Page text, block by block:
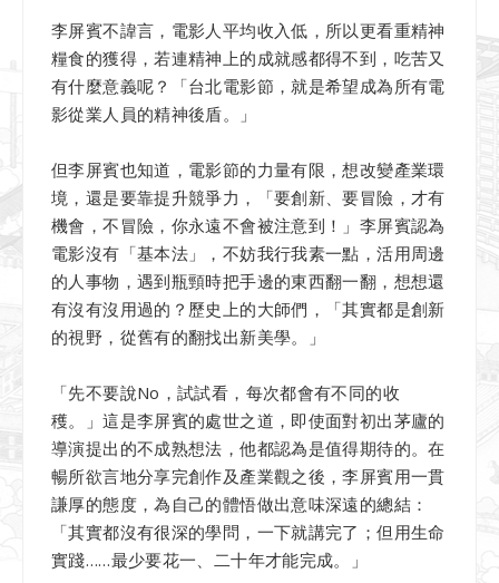
李屏賓不諱言，電影人平均收入低，所以更看重精神
糧食的獲得，若連精神上的成就感都得不到，吃苦又
有什麼意義呢？「台北電影節，就是希望成為所有電
影從業人員的精神後盾。」
但李屏賓也知道，電影節的力量有限，想改變產業環
境，還是要靠提升競爭力，「要創新、要冒險，才有
機會，不冒險，你永遠不會被注意到！」李屏賓認為
電影沒有「基本法」，不妨我行我素一點，活用周邊
的人事物，遇到瓶頸時把手邊的東西翻一翻，想想還
有沒有沒用過的？歷史上的大師們，「其實都是創新
的視野，從舊有的翻找出新美學。」
「先不要說No，試試看，每次都會有不同的收
穫。」這是李屏賓的處世之道，即使面對初出茅廬的
導演提出的不成熟想法，他都認為是值得期待的。在
暢所欲言地分享完創作及產業觀之後，李屏賓用一貫
謙厚的態度，為自己的體悟做出意味深遠的總結：
「其實都沒有很深的學問，一下就講完了；但用生命
實踐……最少要花一、二十年才能完成。」